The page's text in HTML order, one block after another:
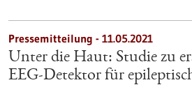
Pressemitteilung - 11.05.2021
Unter die Haut: Studie zu
EEG-Detektor für